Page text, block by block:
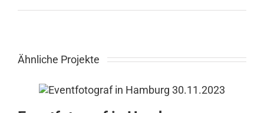
Ähnliche Projekte